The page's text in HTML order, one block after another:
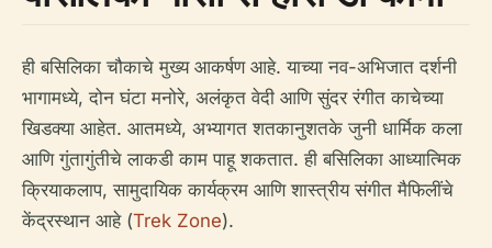
ही बसिलिका चौकाचे मुख्य आकर्षण आहे. याच्या नव-अभिजात दर्शनी
भागामध्ये, दोन घंटा मनोरे, अलंकृत वेदी आणि सुंदर रंगीत काचेच्या
खिडक्या आहेत. आतमध्ये, अभ्यागत शतकानुशतके जुनी धार्मिक कला
आणि गुंतागुंतीचे लाकडी काम पाहू शकतात. ही बसिलिका आध्यात्मिक
क्रियाकलाप, सामुदायिक कार्यक्रम आणि शास्त्रीय संगीत मैफिलींचे
केंद्रस्थान आहे (Trek Zone).